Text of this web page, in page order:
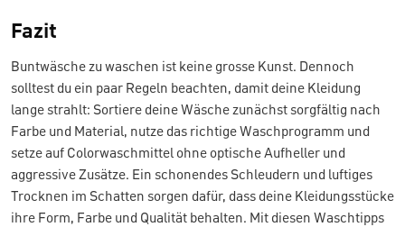
Fazit
Buntwäsche zu waschen ist keine grosse Kunst. Dennoch
solltest du ein paar Regeln beachten, damit deine Kleidung
lange strahlt: Sortiere deine Wäsche zunächst sorgfältig nach
Farbe und Material, nutze das richtige Waschprogramm und
setze auf Colorwaschmittel ohne optische Aufheller und
aggressive Zusätze. Ein schonendes Schleudern und luftiges
Trocknen im Schatten sorgen dafür, dass deine Kleidungsstücke
ihre Form, Farbe und Qualität behalten. Mit diesen Waschtipps